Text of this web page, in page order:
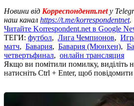
Новини від Корреспондент.netу
наш канал https://t.me/korrespondentnet.
Читайте Korrespondent.net в Google
ТЕГИ: футбол, Лига Чемпионов,
матч, Бавария, Бавария (Мюнхен),
четвертьфинал, онлайн трансляция
Якщо ви помітили помилку, виділіть
натисніть Ctrl + Enter, щоб